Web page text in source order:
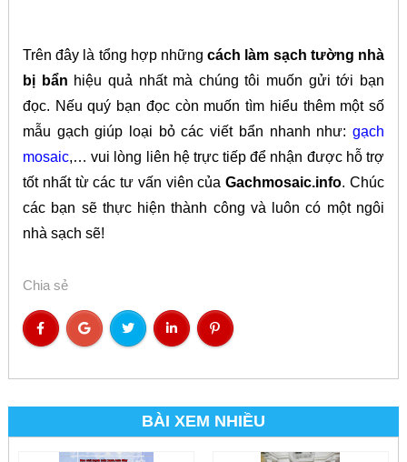
Trên đây là tổng hợp nhữngcách làm sạch tường nhà
bị bẩn hiệu quả nhất mà chúng tôi muốn gửi tới bạn
đọc. Nếu quý bạn đọc còn muốn tìm hiểu thêm một số
mẫu gạch giúp loại bỏ các viết bẩn nhanh như:gạch
mosaic,… vui lòng liên hệ trực tiếp để nhận được hỗ trợ
tốt nhất từ các tư vấn viên củaGachmosaic.info. Chúc
các bạn sẽ thực hiện thành công và luôn có một ngôi
nhà sạch sẽ!
Chia sẻ
BÀI XEM NHIỀU